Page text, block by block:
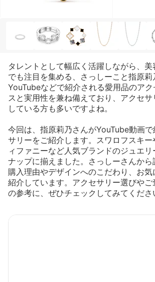
タレントとして幅広く活躍しながら、
でも注目を集める、さっしーこと指原
YouTubeなどで紹介される愛用品のア
スと実用性を兼ね備えており、アクセ
している方も多いですよね。
今回は、指原莉乃さんがYouTube動画
サリーをご紹介します。スワロフスキ
ィファニーなど人気ブランドのジュエ
ナップに揃えました。さっしーさんか
購入理由やデザインへのこだわり、お気
紹介しています。アクセサリー選びやご
の参考に、ぜひチェックしてみてくださ